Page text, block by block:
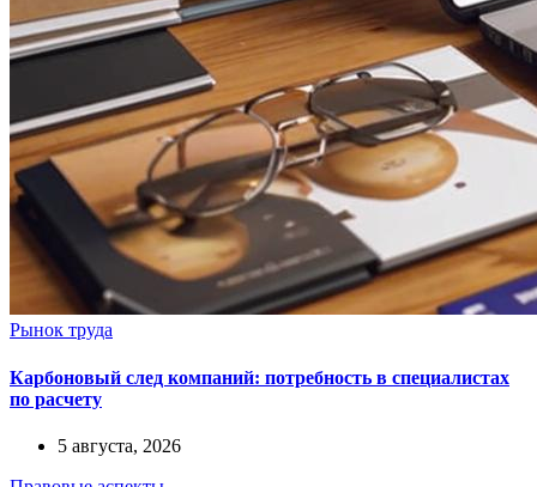
Рынок труда
Карбоновый след компаний: потребность в специалистах
по расчету
5 августа, 2026